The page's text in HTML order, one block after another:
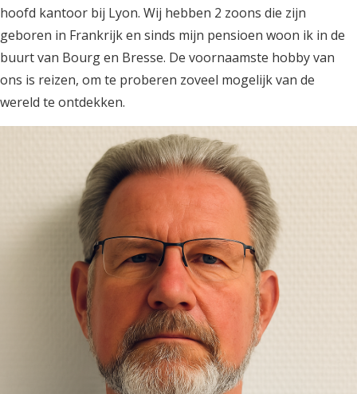
hoofd kantoor bij Lyon. Wij hebben 2 zoons die zijn
geboren in Frankrijk en sinds mijn pensioen woon ik in de
buurt van Bourg en Bresse. De voornaamste hobby van
ons is reizen, om te proberen zoveel mogelijk van de
wereld te ontdekken.